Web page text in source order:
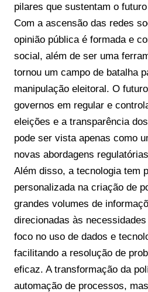
pilares que sustentam o
Com a ascensão das redes
opinião pública é formada e
social, além de ser uma
tornou um campo de batalha
manipulação eleitoral. O
governos em regular e
eleições e a transparência
pode ser vista apenas como
novas abordagens
Além disso, a tecnologia tem
personalizada na criação de
grandes volumes de
direcionadas às
foco no uso de dados e
facilitando a resolução de
eficaz. A transformação da
automação de processos,